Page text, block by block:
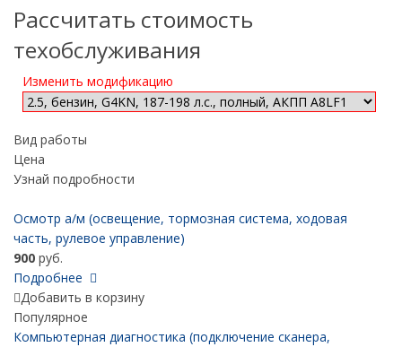
Рассчитать стоимость
техобслуживания
Изменить модификацию
Вид работы
Цена
Узнай подробности
Осмотр а/м (освещение, тормозная система, ходовая
часть, рулевое управление)
900 руб.
Подробнее
Добавить в корзину
Популярное
Компьютерная диагностика (подключение сканера,